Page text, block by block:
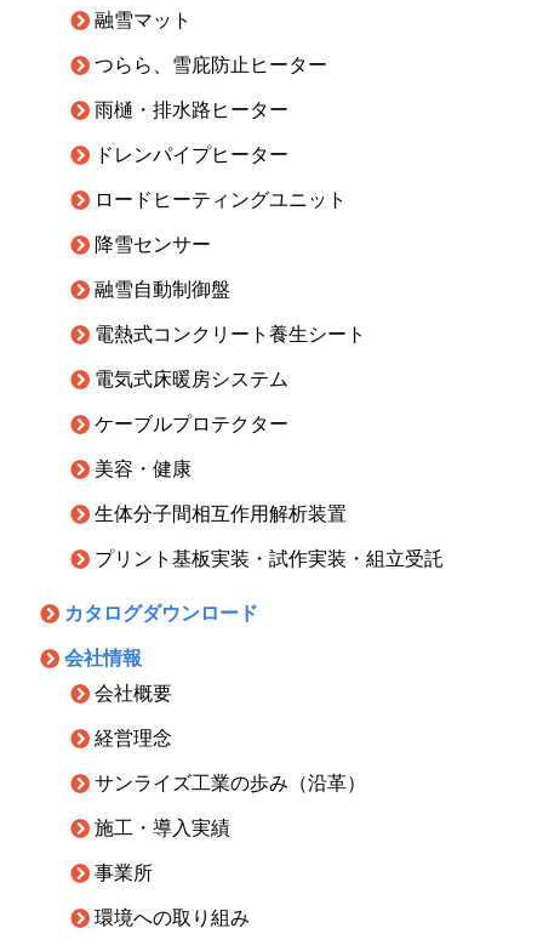
融雪マット
つらら、雪庇防止ヒーター
雨樋・排水路ヒーター
ドレンパイプヒーター
ロードヒーティングユニット
降雪センサー
融雪自動制御盤
電熱式コンクリート養生シート
電気式床暖房システム
ケーブルプロテクター
美容・健康
生体分子間相互作用解析装置
プリント基板実装・試作実装・組立受託
カタログダウンロード
会社情報
会社概要
経営理念
サンライズ工業の歩み（沿革）
施工・導入実績
事業所
環境への取り組み